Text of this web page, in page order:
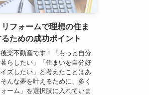
リフォームで理想の住ま
ための成功ポイント
楽不動産です！「もっと自分
らしたい」「住まいを自分好
ズしたい」と考えたことはあ
んな夢を叶えるために、多く
ーム」を選択肢に入れていま